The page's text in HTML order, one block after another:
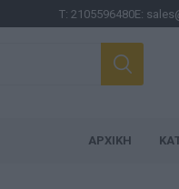
Τ: 2105596480E:
ΑΡΧΙΚΉ